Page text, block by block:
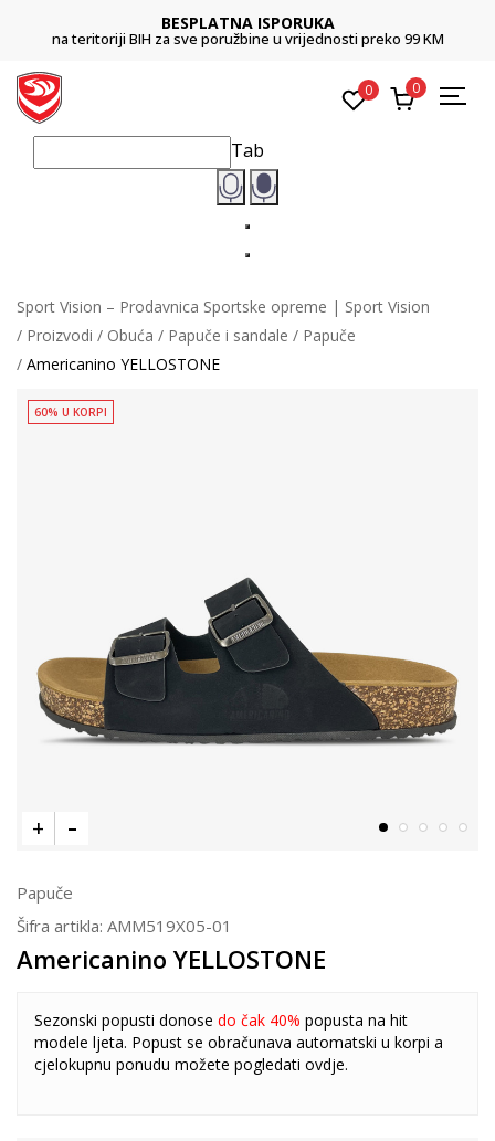
BESPLATNA ISPORUKA
na teritoriji BIH za sve poružbine u vrijednosti preko 99 KM
0 0
Tab
Sport Vision – Prodavnica Sportske opreme | Sport Vision
Proizvodi
Obuća Papuče i sandale
Papuče
Americanino YELLOSTONE
60% U KORPI
Papuče
Šifra artikla: AMM519X05-01
Americanino YELLOSTONE
Sezonski popusti donose do čak 40% popusta na hit
modele ljeta. Popust se obračunava automatski u korpi a
cjelokupnu ponudu možete pogledati ovdje.